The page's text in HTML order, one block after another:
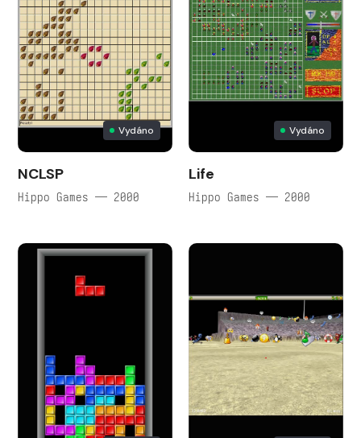
Vydáno
NCLSP
Hippo Games — 2000
Vydáno
Life
Hippo Games — 2000